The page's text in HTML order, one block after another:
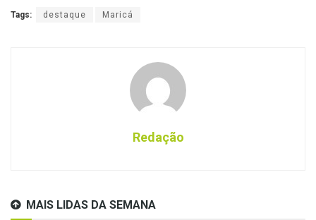
Tags: destaque Maricá
Redação
MAIS LIDAS DA SEMANA